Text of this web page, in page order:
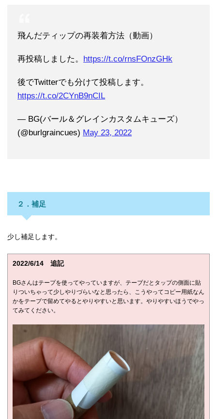
飛んだティップの再装着方法（動画）
再投稿しました。 https://t.co/rnsFOnzGHk
後でTwitterでも分けて投稿します。
https://t.co/2CYnB9nCIL
— BG(バール＆グレインカスタムキューズ）
(@burlgraincues) May 23, 2022
２．補足
少し補足します。
2022/6/14 追記
BGさんはテープを使ってやっていますが、テープだとタップの側面に貼
りついちゃって少しやりづらいなと思ったら、こうやってコピー用紙なん
かをテープで留めてやるとやりやすいと思います。やりやすいほうでやっ
てみてください。